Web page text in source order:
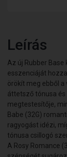
Leírás
Az új Rubber Base
esszenciáját
örökít meg ebből
áttetsző tónusa és
megtestesítője,
Babe (32G)
ragyogást idézi,
tónusa csillogó
A Rosy Romance